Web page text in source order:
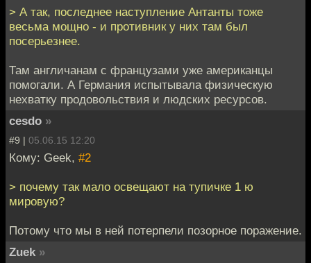
> А так, последнее наступление Антанты тоже
весьма мощно - и противник у них там был
посерьезнее.
Там англичанам с французами уже американцы
помогали. А Германия испытывала физическую
нехватку продовольствия и людских ресурсов.
cesdo »
#9 | 05.06.15 12:20
Кому: Geek, #2
> почему так мало освещают на тупичке 1 ю
мировую?
Потому что мы в ней потерпели позорное поражение.
Zuek »